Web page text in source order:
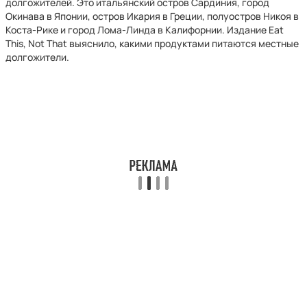
Окинава в Японии, остров Икария в Греции, полуостров Никоя в
Коста-Рике и город Лома-Линда в Калифорнии. Издание Eat
This, Not That выяснило, какими продуктами питаются местные
долгожители.